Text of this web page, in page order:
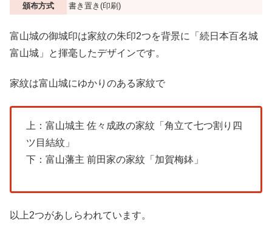
頒布方式
書き置き(印刷)
富山城の御城印は家紋の朱印2つを背景に「続日本百名城
富山城」と揮毫したデザインです。
家紋は富山城にゆかりのある家紋で
上：富山城主 佐々成政の家紋「角立て七つ割り四
ツ目結紋」
下：富山藩主 前田家の家紋「加賀梅鉢」
以上2つがあしらわれています。